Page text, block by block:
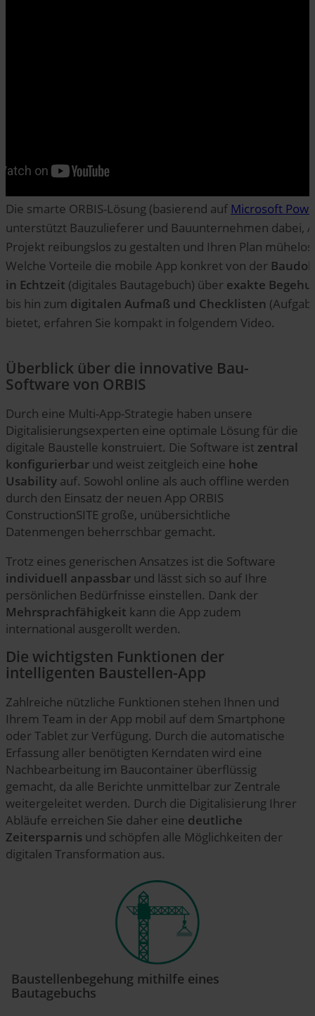
Die smarte ORBIS-Lösung (basierend auf Microsoft
unterstützt Bauzulieferer und Bauunternehmen dabei,
Projekt reibungslos zu gestalten und Ihren Plan
Welche Vorteile die mobile App konkret von der
in Echtzeit (digitales Bautagebuch) über exakte
bis hin zum digitalen Aufmaß und Checklisten
bietet, erfahren Sie kompakt in folgendem Video.
Überblick über die innovative Bau-
Software von ORBIS
Durch eine Multi-App-Strategie haben unsere
Digitalisierungsexperten eine optimale Lösung für die
digitale Baustelle konstruiert. Die Software ist zentral
konfigurierbar und weist zeitgleich eine hohe
Usability auf. Sowohl online als auch offline werden
durch den Einsatz der neuen App ORBIS
ConstructionSITE große, unübersichtliche
Datenmengen beherrschbar gemacht.
Trotz eines generischen Ansatzes ist die Software
individuell anpassbar und lässt sich so auf Ihre
persönlichen Bedürfnisse einstellen. Dank der
Mehrsprachfähigkeit kann die App zudem
international ausgerollt werden.
Die wichtigsten Funktionen der
intelligenten Baustellen-App
Zahlreiche nützliche Funktionen stehen Ihnen und
Ihrem Team in der App mobil auf dem Smartphone
oder Tablet zur Verfügung. Durch die automatische
Erfassung aller benötigten Kerndaten wird eine
Nachbearbeitung im Baucontainer überflüssig
gemacht, da alle Berichte unmittelbar zur Zentrale
weitergeleitet werden. Durch die Digitalisierung Ihrer
Abläufe erreichen Sie daher eine deutliche
Zeitersparnis und schöpfen alle Möglichkeiten der
digitalen Transformation aus.
Baustellenbegehung mithilfe eines
Bautagebuchs